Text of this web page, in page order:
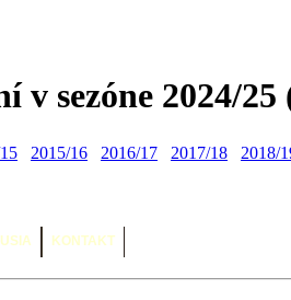
KONTAKT
v sezóne 2024/
2015/16 2016/17 2017/18
2018/